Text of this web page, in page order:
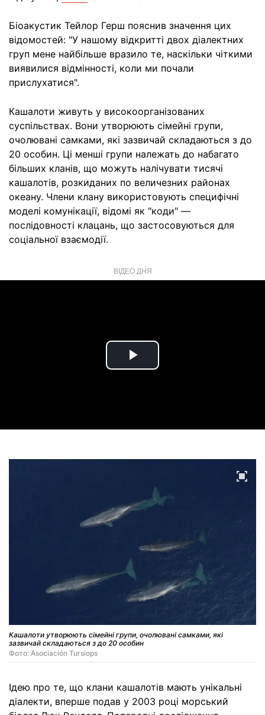
Біоакустик Тейлор Герш пояснив значення цих
відомостей: "У нашому відкритті двох діалектних
груп мене найбільше вразило те, наскільки чіткими
виявилися відмінності, коли ми почали
прислухатися".
Кашалоти живуть у високоорганізованих
суспільствах. Вони утворюють сімейні групи,
очолювані самками, які зазвичай складаються з до
20 особин. Ці менші групи належать до набагато
більших кланів, що можуть налічувати тисячі
кашалотів, розкиданих по величезних районах
океану. Члени клану використовують специфічні
моделі комунікації, відомі як "коди" —
послідовності клацань, що застосовуються для
соціальної взаємодії.
ВІДЕО ДНЯ
Play
Кашалоти утворюють сімейні групи, очолювані самками, які
зазвичай складаються з до 20 особин
Фото: Asociación Tursiops
Ідею про те, що клани кашалотів мають унікальні
діалекти, вперше подав у 2003 році морський